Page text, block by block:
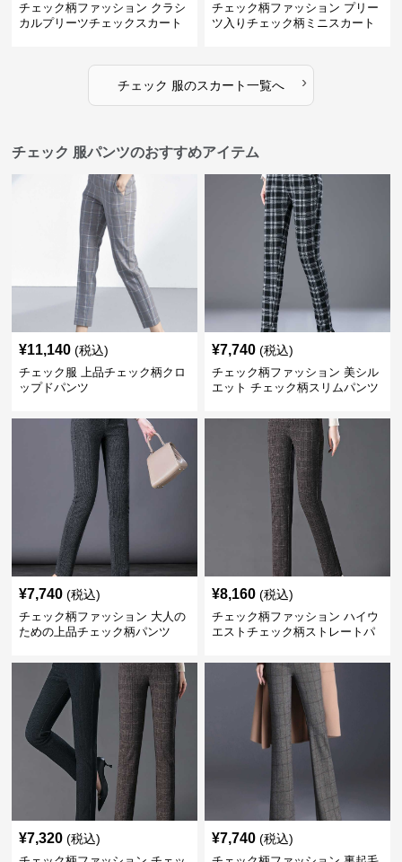
チェック柄ファッション クラシ
カルプリーツチェックスカート
チェック柄ファッション プリー
ツ入りチェック柄ミニスカート
チェック 服のスカート一覧へ ›
チェック 服パンツのおすすめアイテム
¥11,140 (税込)
チェック服 上品チェック柄クロ
ップドパンツ
¥7,740 (税込)
チェック柄ファッション 美シル
エット チェック柄スリムパンツ
¥7,740 (税込)
チェック柄ファッション 大人の
ための上品チェック柄パンツ
¥8,160 (税込)
チェック柄ファッション ハイウ
エストチェック柄ストレートパ
¥7,320 (税込) ¥7,740 (税込)